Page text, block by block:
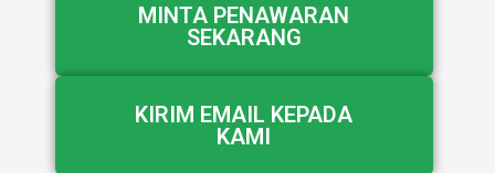
MINTA PENAWARAN
SEKARANG
KIRIM EMAIL KEPADA
KAMI